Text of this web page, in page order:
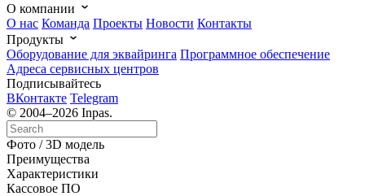
О компании
О нас Команда Проекты Новости Контакты
Продукты
Оборудование для эквайринга Программное обеспечение
Адреса сервисных центров
Подписывайтесь
ВКонтакте Telegram
© 2004–2026 Inpas.
Фото / 3D модель
Преимущества
Характеристики
Кассовое ПО